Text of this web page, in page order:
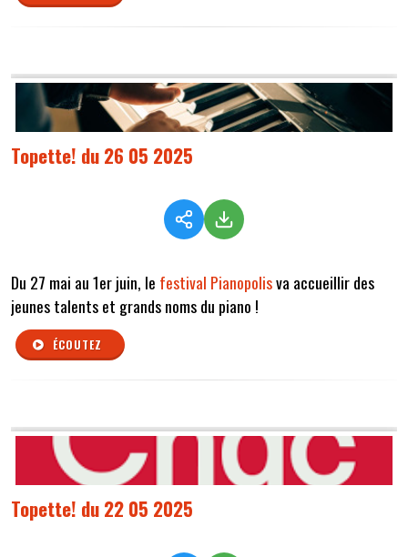
Topette! du 26 05 2025
Du 27 mai au 1er juin, le festival Pianopolisva accueillir des
jeunes talents et grands noms du piano !
ÉCOUTEZ
Topette! du 22 05 2025